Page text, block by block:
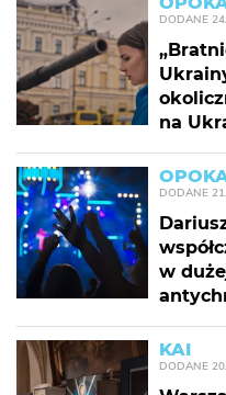
DODANE
na
DODANE
w
KAI
DODANE